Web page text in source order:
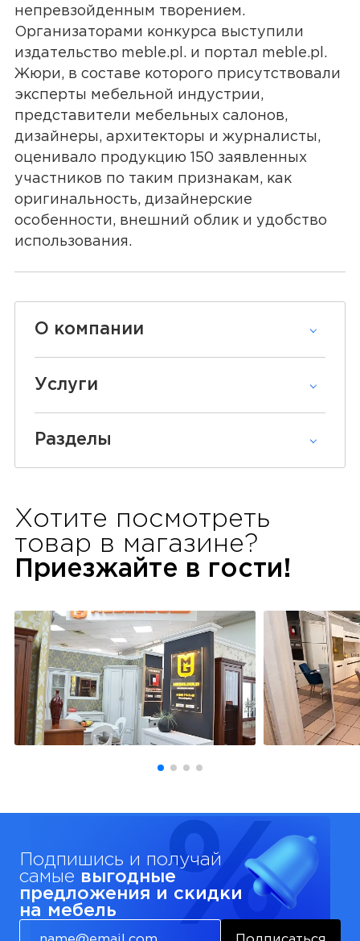
непревзойденным творением.
Организаторами конкурса выступили
издательство meble.pl. и портал meble.pl.
Жюри, в составе которого присутствовали
эксперты мебельной индустрии,
представители мебельных салонов,
дизайнеры, архитекторы и журналисты,
оценивало продукцию 150 заявленных
участников по таким признакам, как
оригинальность, дизайнерские
особенности, внешний облик и удобство
использования.
О компании
Услуги
Разделы
Хотите посмотреть
товар в магазине?
Приезжайте в гости!
Подпишись и получай
самые выгодные
предложения и скидки
на мебель